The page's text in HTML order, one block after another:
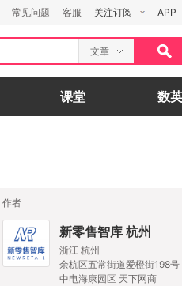
常见问题 客服 关注订阅 APP
文章
课堂 数
作者
新零售智库 杭州
浙江 杭州
余杭区五常街道爱橙街198号
中电海康园区 天下网商